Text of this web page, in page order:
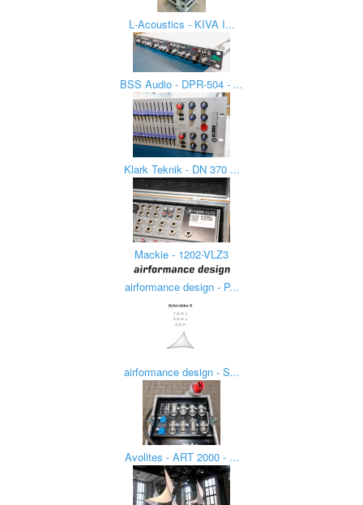
L‑Acoustics - KIVA I...
BSS Audio - DPR-504 - ...
Klark Teknik - DN 370 ...
Mackie - 1202-VLZ3
airformance design - P...
airformance design - S...
Avolites - ART 2000 - ...